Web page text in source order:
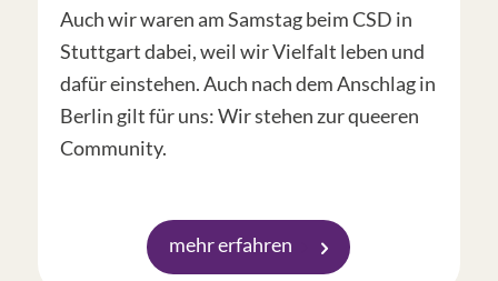
Auch wir waren am Samstag beim CSD in
Stuttgart dabei, weil wir Vielfalt leben und
dafür einstehen. Auch nach dem Anschlag in
Berlin gilt für uns: Wir stehen zur queeren
Community.
mehr erfahren